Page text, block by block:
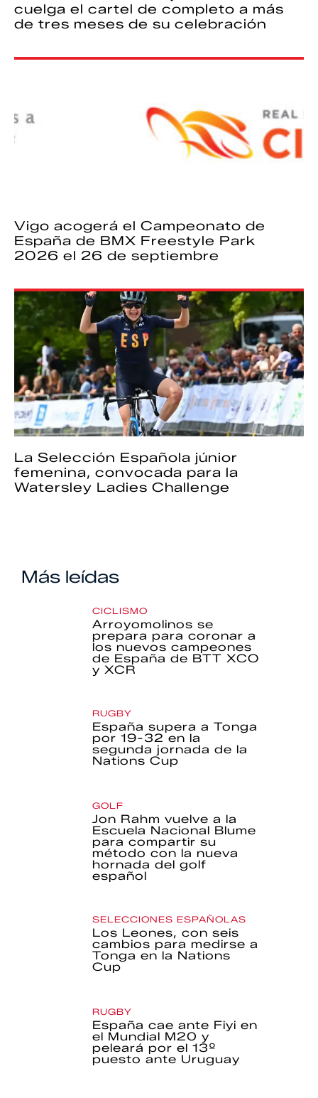
cuelga el cartel de completo a más
de tres meses de su celebración
Vigo acogerá el Campeonato de
España de BMX Freestyle Park
2026 el 26 de septiembre
La Selección Española júnior
femenina, convocada para la
Watersley Ladies Challenge
Más leídas
CICLISMO
Arroyomolinos se
prepara para coronar a
los nuevos campeones
de España de BTT XCO
y XCR
RUGBY
España supera a Tonga
por 19-32 en la
segunda jornada de la
Nations Cup
GOLF
Jon Rahm vuelve a la
Escuela Nacional Blume
para compartir su
método con la nueva
hornada del golf
español
SELECCIONES ESPAÑOLAS
Los Leones, con seis
cambios para medirse a
Tonga en la Nations
Cup
RUGBY
España cae ante Fiyi en
el Mundial M20 y
peleará por el 13º
puesto ante Uruguay